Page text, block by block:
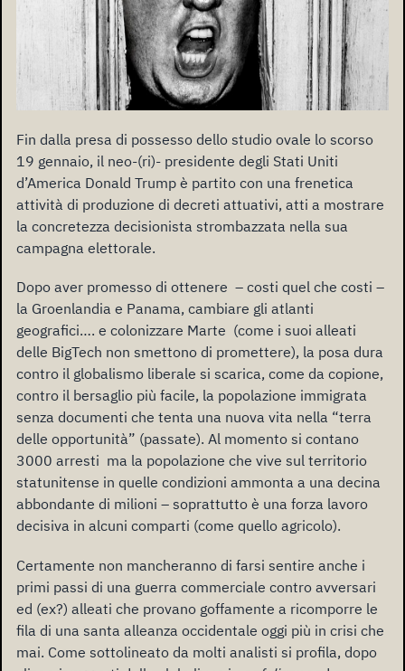
Fin dalla presa di possesso dello studio ovale lo scorso
19 gennaio, il neo-(ri)- presidente degli Stati Uniti
d’America Donald Trump è partito con una frenetica
attività di produzione di decreti attuativi, atti a mostrare
la concretezza decisionista strombazzata nella sua
campagna elettorale.
Dopo aver promesso di ottenere – costi quel che costi –
la Groenlandia e Panama, cambiare gli atlanti
geografici…. e colonizzare Marte (come i suoi alleati
delle BigTech non smettono di promettere), la posa dura
contro il globalismo liberale si scarica, come da copione,
contro il bersaglio più facile, la popolazione immigrata
senza documenti che tenta una nuova vita nella “terra
delle opportunità” (passate). Al momento si contano
3000 arresti ma la popolazione che vive sul territorio
statunitense in quelle condizioni ammonta a una decina
abbondante di milioni – soprattutto è una forza lavoro
decisiva in alcuni comparti (come quello agricolo).
Certamente non mancheranno di farsi sentire anche i
primi passi di una guerra commerciale contro avversari
ed (ex?) alleati che provano goffamente a ricomporre le
fila di una santa alleanza occidentale oggi più in crisi che
mai. Come sottolineato da molti analisti si profila, dopo